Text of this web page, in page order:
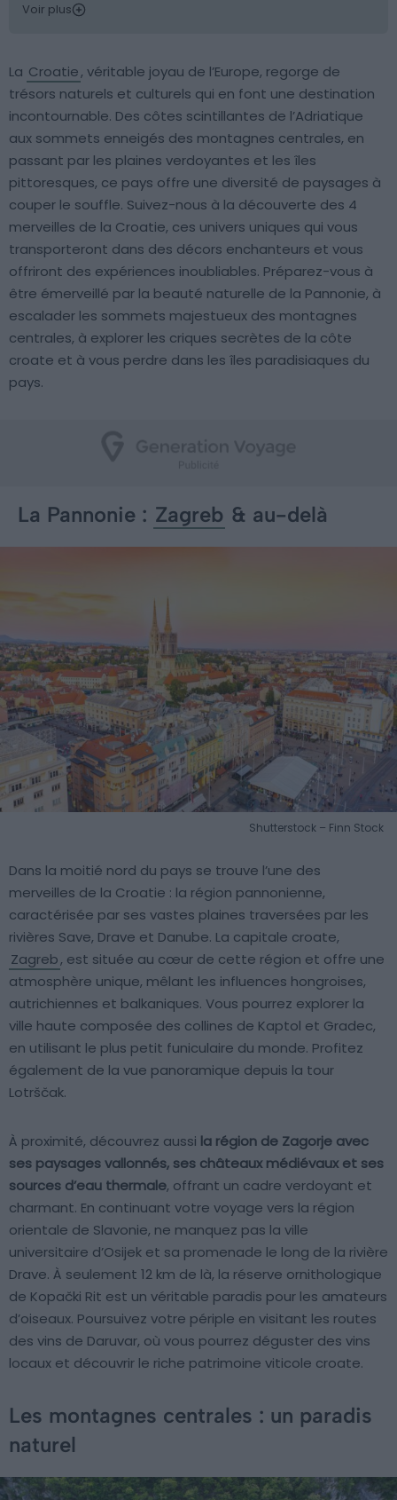
Voir plus
La Croatie, véritable joyau de l’Europe, regorge de
trésors naturels et culturels qui en font une destination
incontournable. Des côtes scintillantes de l’Adriatique
aux sommets enneigés des montagnes centrales, en
passant par les plaines verdoyantes et les îles
pittoresques, ce pays offre une diversité de paysages à
couper le souffle. Suivez-nous à la découverte des 4
merveilles de la Croatie, ces univers uniques qui vous
transporteront dans des décors enchanteurs et vous
offriront des expériences inoubliables. Préparez-vous à
être émerveillé par la beauté naturelle de la Pannonie, à
escalader les sommets majestueux des montagnes
centrales, à explorer les criques secrètes de la côte
croate et à vous perdre dans les îles paradisiaques du
pays.
La Pannonie : Zagreb & au-delà
Shutterstock – Finn Stock
Dans la moitié nord du pays se trouve l’une des
merveilles de la Croatie : la région pannonienne,
caractérisée par ses vastes plaines traversées par les
rivières Save, Drave et Danube. La capitale croate,
Zagreb, est située au cœur de cette région et offre une
atmosphère unique, mêlant les influences hongroises,
autrichiennes et balkaniques. Vous pourrez explorer la
ville haute composée des collines de Kaptol et Gradec,
en utilisant le plus petit funiculaire du monde. Profitez
également de la vue panoramique depuis la tour
Lotrščak.
À proximité, découvrez aussi la région de Zagorje avec
ses paysages vallonnés, ses châteaux médiévaux et ses
sources d’eau thermale, offrant un cadre verdoyant et
charmant. En continuant votre voyage vers la région
orientale de Slavonie, ne manquez pas la ville
universitaire d’Osijek et sa promenade le long de la rivière
Drave. À seulement 12 km de là, la réserve ornithologique
de Kopački Rit est un véritable paradis pour les amateurs
d’oiseaux. Poursuivez votre périple en visitant les routes
des vins de Daruvar, où vous pourrez déguster des vins
locaux et découvrir le riche patrimoine viticole croate.
Les montagnes centrales : un paradis
naturel